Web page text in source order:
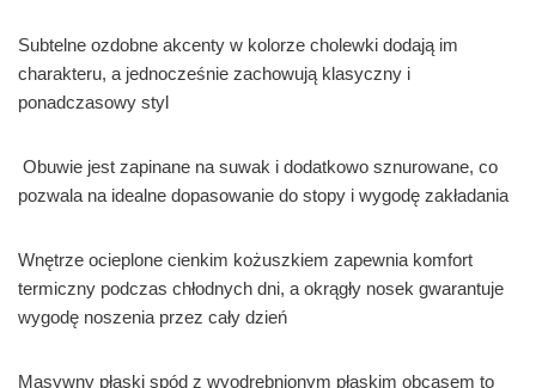
Subtelne ozdobne akcenty w kolorze cholewki dodają im
charakteru, a jednocześnie zachowują klasyczny i
ponadczasowy styl
Obuwie jest zapinane na suwak i dodatkowo sznurowane, co
pozwala na idealne dopasowanie do stopy i wygodę zakładania
Wnętrze ocieplone cienkim kożuszkiem zapewnia komfort
termiczny podczas chłodnych dni, a okrągły nosek gwarantuje
wygodę noszenia przez cały dzień
Masywny płaski spód z wyodrębnionym płaskim obcasem to